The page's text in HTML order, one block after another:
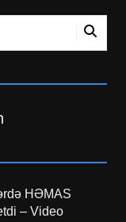
HƏMAS
– Video